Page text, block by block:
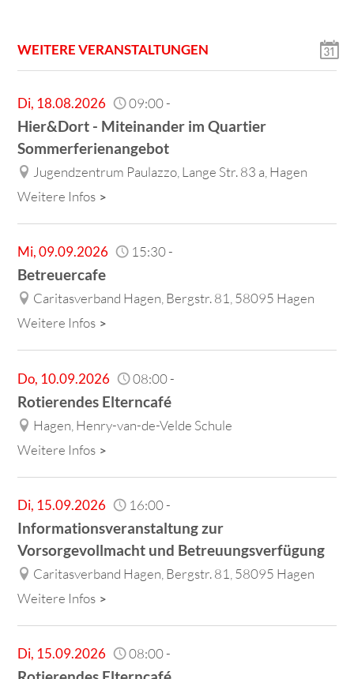
WEITERE VERANSTALTUNGEN
Di, 18.08.2026 09:00-
Hier&Dort - Miteinander im Quartier
Sommerferienangebot
Jugendzentrum Paulazzo, Lange Str. 83 a, Hagen
Weitere Infos
Mi,09.09.2026 15:30-
Betreuercafe
Caritasverband Hagen, Bergstr. 81, 58095 Hagen
Weitere Infos
Do, 10.09.2026 08:00-
Rotierendes Elterncafé
Hagen, Henry-van-de-Velde Schule
Weitere Infos
Di, 15.09.2026 16:00-
Informationsveranstaltung zur
Vorsorgevollmacht und Betreuungsverfügung
Caritasverband Hagen, Bergstr. 81, 58095 Hagen
Weitere Infos
Di, 15.09.2026 08:00-